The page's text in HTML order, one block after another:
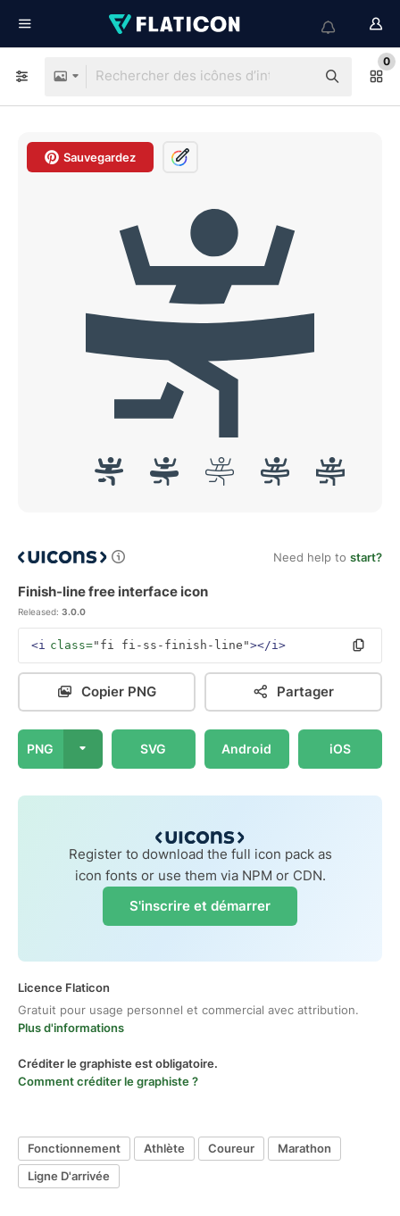
0
Sauvegardez
Need help to start?
Finish-line free interface icon
Released: 3.0.0
<i class="fi fi-ss-finish-line"></i>
Copier PNG Partager
PNG SVG Android iOS
Register to download the full icon pack as
icon fonts or use them via NPM or CDN.
S'inscrire et démarrer
Licence Flaticon
Gratuit pour usage personnel et commercial avec attribution.
Plus d'informations
Créditer le graphiste est obligatoire.
Comment créditer le graphiste ?
Fonctionnement Athlète Coureur
Marathon
Ligne D'arrivée